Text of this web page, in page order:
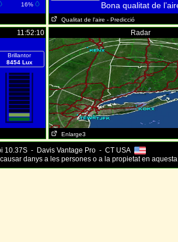
16% Bona qualitat de
Qualitat de l'aire - Predicció
11:52:10
Brillantor
8454 Lux
Radar
Enlarge3
10.37S - Davis Vantage Pro - CT USA
danys a les persones o a la propietat en